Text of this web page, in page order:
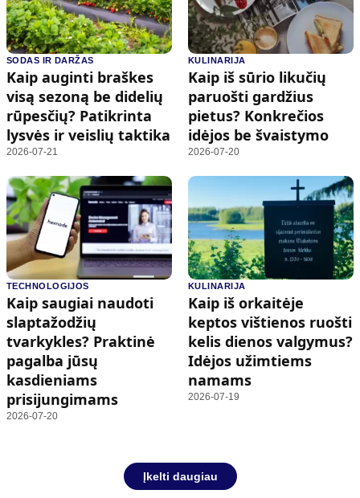
SODAS IR DARŽAS
Kaip auginti braškes
visą sezoną be didelių
rūpesčių? Patikrinta
lysvės ir veislių taktika
2026-07-21
KULINARIJA
Kaip iš sūrio likučių
paruošti gardžius
pietus? Konkrečios
idėjos be švaistymo
2026-07-20
TECHNOLOGIJOS
Kaip saugiai naudoti
slaptažodžių
tvarkykles? Praktinė
pagalba jūsų
kasdieniams
prisijungimams
2026-07-20
KULINARIJA
Kaip iš orkaitėje
keptos vištienos ruošti
kelis dienos valgymus?
Idėjos užimtiems
namams
2026-07-19
Įkelti daugiau